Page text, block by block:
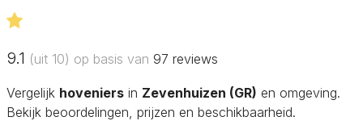
9.1 (uit 10) op basis van 97 reviews
Vergelijk hoveniers in Zevenhuizen (GR) en omgeving.
Bekijk beoordelingen, prijzen en beschikbaarheid.